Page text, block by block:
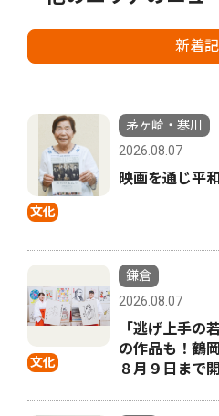
新着
文化
茅ヶ崎・寒川
2026.08.07
映画を通じ平
文化
鎌倉
2026.08.07
「逃げ上手の
の作品も！鶴
８月９日まで